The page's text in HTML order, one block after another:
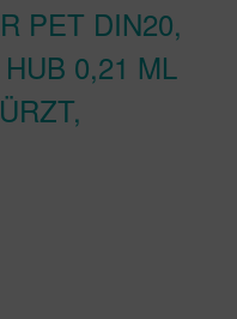
PET DIN20,
0,21 ML S
S